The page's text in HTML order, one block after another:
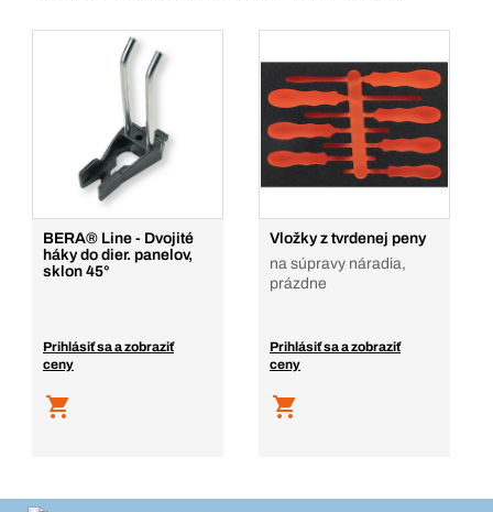
BERA® Line - Dvojité
háky do dier. panelov,
sklon 45°
Prihlásiť sa a zobraziť
ceny
Vložky z tvrdenej peny
na súpravy náradia,
prázdne
Prihlásiť sa a zobraziť
ceny